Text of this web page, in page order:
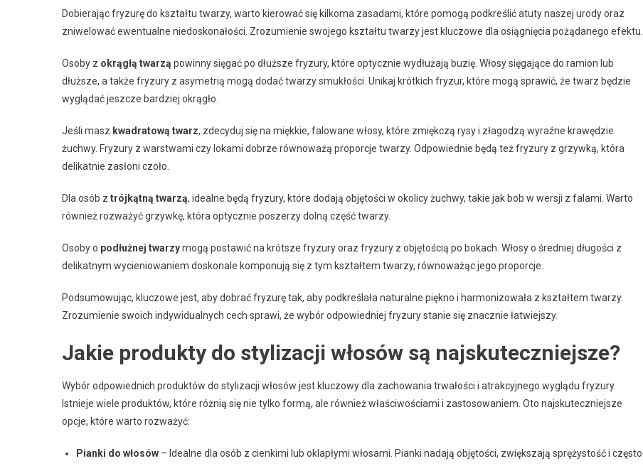
Dobierając fryzurę do kształtu twarzy, warto kierować się kilkoma zasadami, które pomogą podkreślić atuty naszej urody oraz
zniwelować ewentualne niedoskonałości. Zrozumienie swojego kształtu twarzy jest kluczowe dla osiągnięcia pożądanego efektu.
Osoby z okrągłą twarzą powinny sięgać po dłuższe fryzury, które optycznie wydłużają buzię. Włosy sięgające do ramion lub
dłuższe, a także fryzury z asymetrią mogą dodać twarzy smukłości. Unikaj krótkich fryzur, które mogą sprawić, że twarz będzie
wyglądać jeszcze bardziej okrągło.
Jeśli masz kwadratową twarz, zdecyduj się na miękkie, falowane włosy, które zmiękczą rysy i złagodzą wyraźne krawędzie
żuchwy. Fryzury z warstwami czy lokami dobrze równoważą proporcje twarzy. Odpowiednie będą też fryzury z grzywką, która
delikatnie zasłoni czoło.
Dla osób z trójkątną twarzą, idealne będą fryzury, które dodają objętości w okolicy żuchwy, takie jak bob w wersji z falami. Warto
również rozważyć grzywkę, która optycznie poszerzy dolną część twarzy.
Osoby o podłużnej twarzymogą postawić na krótsze fryzury oraz fryzury z objętością po bokach. Włosy o średniej długości z
delikatnym wycieniowaniem doskonale komponują się z tym kształtem twarzy, równoważąc jego proporcje.
Podsumowując, kluczowe jest, aby dobrać fryzurę tak, aby podkreślała naturalne piękno i harmonizowała z kształtem twarzy.
Zrozumienie swoich indywidualnych cech sprawi, że wybór odpowiedniej fryzury stanie się znacznie łatwiejszy.
Jakie produkty do stylizacji włosów są najskuteczniejsze?
Wybór odpowiednich produktów do stylizacji włosów jest kluczowy dla zachowania trwałości i atrakcyjnego wyglądu fryzury.
Istnieje wiele produktów, które różnią się nie tylko formą, ale również właściwościami i zastosowaniem. Oto najskuteczniejsze
opcje, które warto rozważyć:
Pianki do włosów – Idealne dla osób z cienkimi lub oklapłymi włosami. Pianki nadają objętości, zwiększają sprężystość i często